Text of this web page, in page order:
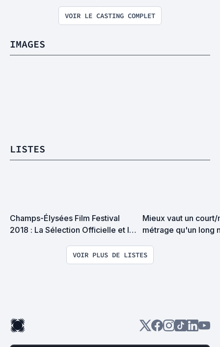
VOIR LE CASTING COMPLET
IMAGES
LISTES
Champs-Élysées Film Festival
2018 : La Sélection Officielle et le
Mieux vaut un
métrage qu'un long
VOIR PLUS DE LISTES